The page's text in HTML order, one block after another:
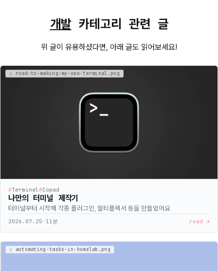
개발카테고리 관련 글
위 글이 유용하셨다면, 아래 글도 읽어보세요!
#Terminal#Copad
나만의 터미널 제작기
터미널부터 시작해 각종 플러그인, 멀티플렉서 등을 만들었어요
2026.07.25 · 11분 read →